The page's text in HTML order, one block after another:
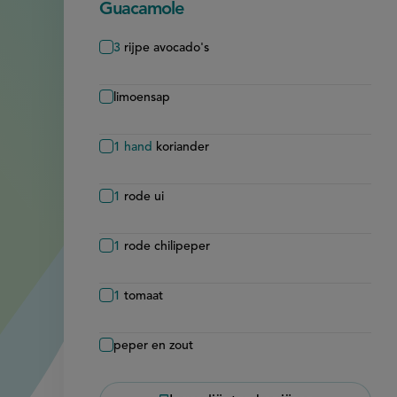
Guacamole
3 rijpe avocado's
limoensap
1 hand koriander
1 rode ui
1 rode chilipeper
1 tomaat
peper en zout